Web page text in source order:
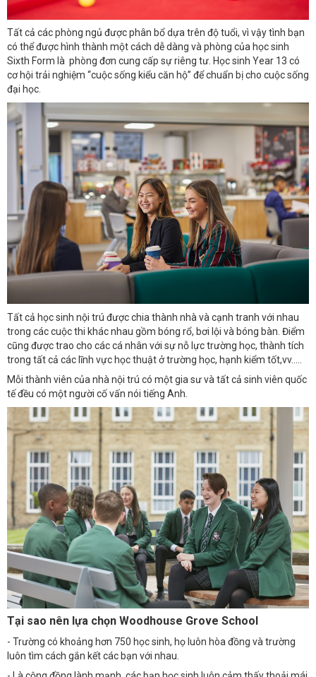
Tất cả các phòng ngủ được phân bổ dựa trên độ tuổi, vì vậy tình bạn
có thể được hình thành một cách dễ dàng và phòng của học sinh
Sixth Form là phòng đơn cung cấp sự riêng tư. Học sinh Year 13 có
cơ hội trải nghiệm “cuộc sống kiểu căn hộ” để chuẩn bị cho cuộc sống
đại học.
Tất cả học sinh nội trú được chia thành nhà và cạnh tranh với nhau
trong các cuộc thi khác nhau gồm bóng rổ, bơi lội và bóng bàn. Điểm
cũng được trao cho các cá nhân với sự nỗ lực trường học, thành tích
trong tất cả các lĩnh vực học thuật ở trường học, hạnh kiểm tốt,vv…..
Mỗi thành viên của nhà nội trú có một gia sư và tất cả sinh viên quốc
tế đều có một người cố vấn nói tiếng Anh.
Tại sao nên lựa chọn Woodhouse Grove School
- Trường có khoảng hơn 750 học sinh, họ luôn hòa đồng và trường
luôn tìm cách gắn kết các bạn với nhau.